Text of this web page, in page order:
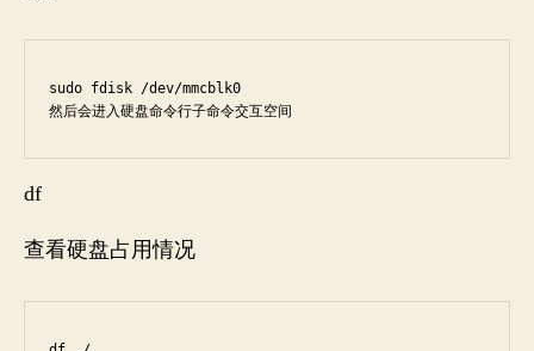
sudo fdisk /dev/mmcblk0
然后会进入硬盘命令行子命令交互空间
df
查看硬盘占用情况